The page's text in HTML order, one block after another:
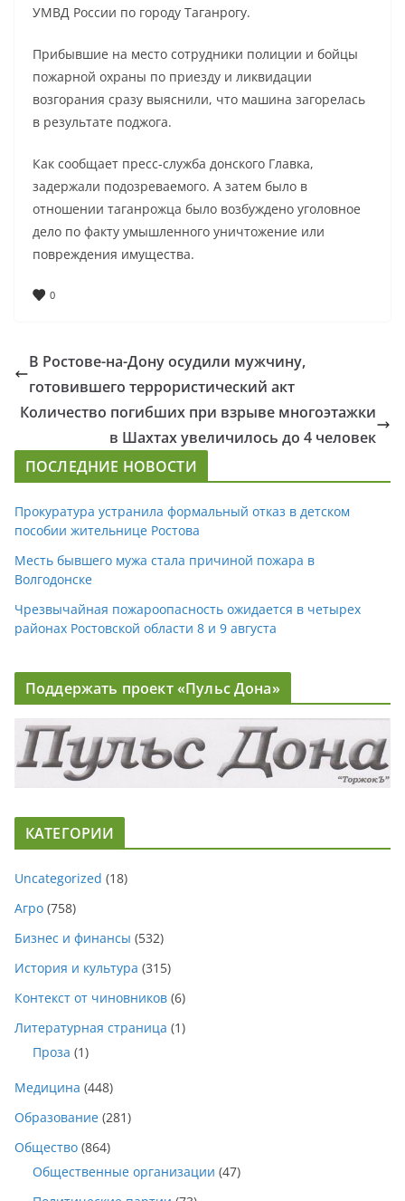
УМВД России по городу Таганрогу.
Прибывшие на место сотрудники полиции и бойцы
пожарной охраны по приезду и ликвидации
возгорания сразу выяснили, что машина загорелась
в результате поджога.
Как сообщает пресс-служба донского Главка,
задержали подозреваемого. А затем было в
отношении таганрожца было возбуждено уголовное
дело по факту умышленного уничтожение или
повреждения имущества.
0
В Ростове-на-Дону осудили мужчину,
готовившего террористический акт
Количество погибших при взрыве многоэтажки
в Шахтах увеличилось до 4 человек
ПОСЛЕДНИЕ НОВОСТИ
Прокуратура устранила формальный отказ в детском
пособии жительнице Ростова
Месть бывшего мужа стала причиной пожара в
Волгодонске
Чрезвычайная пожароопасность ожидается в четырех
районах Ростовской области 8 и 9 августа
Поддержать проект «Пульс Дона»
КАТЕГОРИИ
Uncategorized (18)
Агро (758)
Бизнес и финансы (532)
История и культура (315)
Контекст от чиновников (6)
Литературная страница (1)
Проза (1)
Медицина (448)
Образование (281)
Общество (864)
Общественные организации (47)